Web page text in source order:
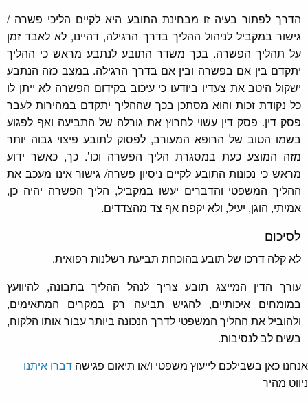
הדרך לפתור בעיה זו מבחינת התובע היא לקיים הליכי פשרה /
גישור במקביל לניהול ההליך בדרך הרגילה, דהיינו, לא לאבד זמן
על תהליך הפשרה. בכך משדר התובע לנתבע מראש כי ההליך
יתקדם בין אם בפשרה ובין אם בדרך הרגילה. במצב כזה הנתבע
ישקול היטב את צעדיו ביודעו כי עיכוב בקידום הפשרה לא ייתן לו
כל נקודת זכות והוא מסתכן בכך שההליך יתקדם במהירות לעבר
פסק דין. פסק דין עשוי לחרוץ את גורלה של התביעה ואף לפגוע
בשמו הטוב של הרופא המעורב, לפסוק לתובע פיצוי גבוה יותר
מזה המוצע כעת במסגרת הליך הפשרה וכו’. כך, כאשר ידוע
מראש כי נכונות התובע לקיים ניסיון פשרה/ גישור אינו מעכב את
ההליך המשפטי והדברים יעשו במקביל, הליך הפשרה יהיה כן,
אמיתי, הוגן, יעיל, ולא יקפח אף צד מהצדדים.
לסיכום
לא קלה דרכו של תובע בהוכחת תביעת רשלנות רפואית.
עורך הדין המייצג תובע צריך לנהל ההליך בתבונה, להיוועץ
במומחים איכותיים, להגיש תביעה רק במקרים המתאימים,
ולהוביל את ההליך המשפטי לדרך הנכונה ביותר עבור אותו הלקוח,
בשים לב לנסיבות.
כאן בשבילכם לייעוץ משפטי ו/או תיאום פגישהדברו איתנו
מהיר